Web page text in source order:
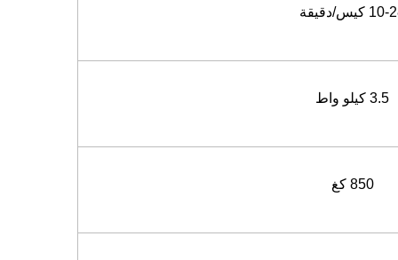
كيس/دقيقة
3.5 كيلو واط
850 كغ